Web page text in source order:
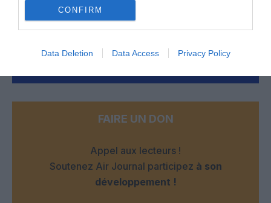
CONFIRM
Data Deletion Data Access Privacy Policy
FAIRE UN DON
Appel aux lecteurs !
Soutenez Air Journal participez à son
développement !